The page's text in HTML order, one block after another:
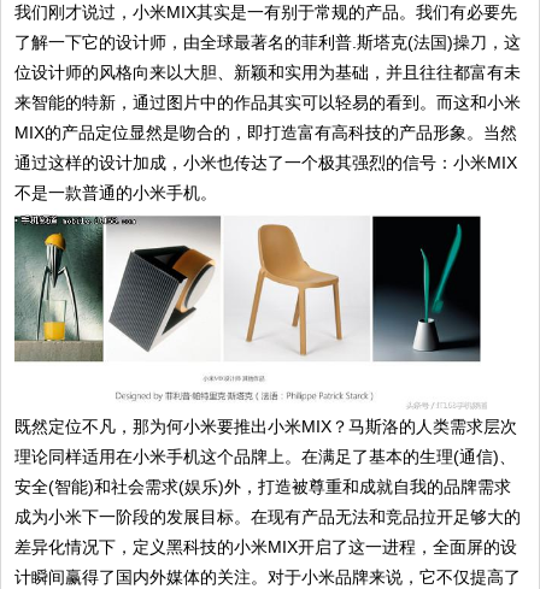
我们刚才说过，小米MIX其实是一有别于常规的产品。我们有必要先
了解一下它的设计师，由全球最著名的菲利普.斯塔克(法国)操刀，这
位设计师的风格向来以大胆、新颖和实用为基础，并且往往都富有未
来智能的特新，通过图片中的作品其实可以轻易的看到。而这和小米
MIX的产品定位显然是吻合的，即打造富有高科技的产品形象。当然
通过这样的设计加成，小米也传达了一个极其强烈的信号：小米MIX
不是一款普通的小米手机。
既然定位不凡，那为何小米要推出小米MIX？马斯洛的人类需求层次
理论同样适用在小米手机这个品牌上。在满足了基本的生理(通信)、
安全(智能)和社会需求(娱乐)外，打造被尊重和成就自我的品牌需求
成为小米下一阶段的发展目标。在现有产品无法和竞品拉开足够大的
差异化情况下，定义黑科技的小米MIX开启了这一进程，全面屏的设
计瞬间赢得了国内外媒体的关注。对于小米品牌来说，它不仅提高了